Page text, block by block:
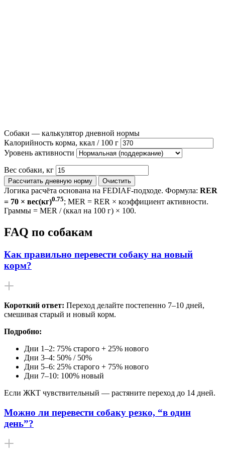
Собаки — калькулятор дневной нормы
Калорийность корма, ккал / 100 г
Уровень активности
Вес собаки, кг
Рассчитать дневную норму Очистить
Логика расчёта основана на FEDIAF-подходе. Формула: RER
= 70 × вес(кг)0.75; MER = RER × коэффициент активности.
Граммы = MER / (ккал на 100 г) × 100.
FAQ по собакам
Как правильно перевести собаку на новый
корм?
Короткий ответ: Переход делайте постепенно 7–10 дней,
смешивая старый и новый корм.
Подробно:
Дни 1–2: 75% старого + 25% нового
Дни 3–4: 50% / 50%
Дни 5–6: 25% старого + 75% нового
Дни 7–10: 100% новый
Если ЖКТ чувствительный — растяните переход до 14 дней.
Можно ли перевести собаку резко, “в один
день”?